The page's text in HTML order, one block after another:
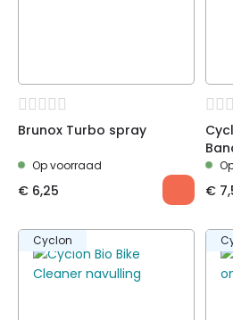
Brunox Turbo spray
Op voorraad
€ 6,25 €
Cyclon